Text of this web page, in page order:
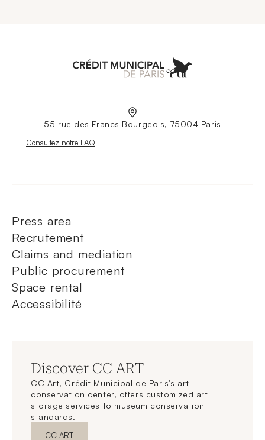
55 rue des Francs Bourgeois, 75004 Paris
Nouvelle fenêtre
Consultez notre FAQ
Press area
Recrutement
Claims and mediation
Public procurement
Space rental
Accessibilité
Discover CC ART
CC Art, Crédit Municipal de Paris's art
conservation center, offers customized art
storage services to museum conservation
standards.
New WindowDiscover
CC ART